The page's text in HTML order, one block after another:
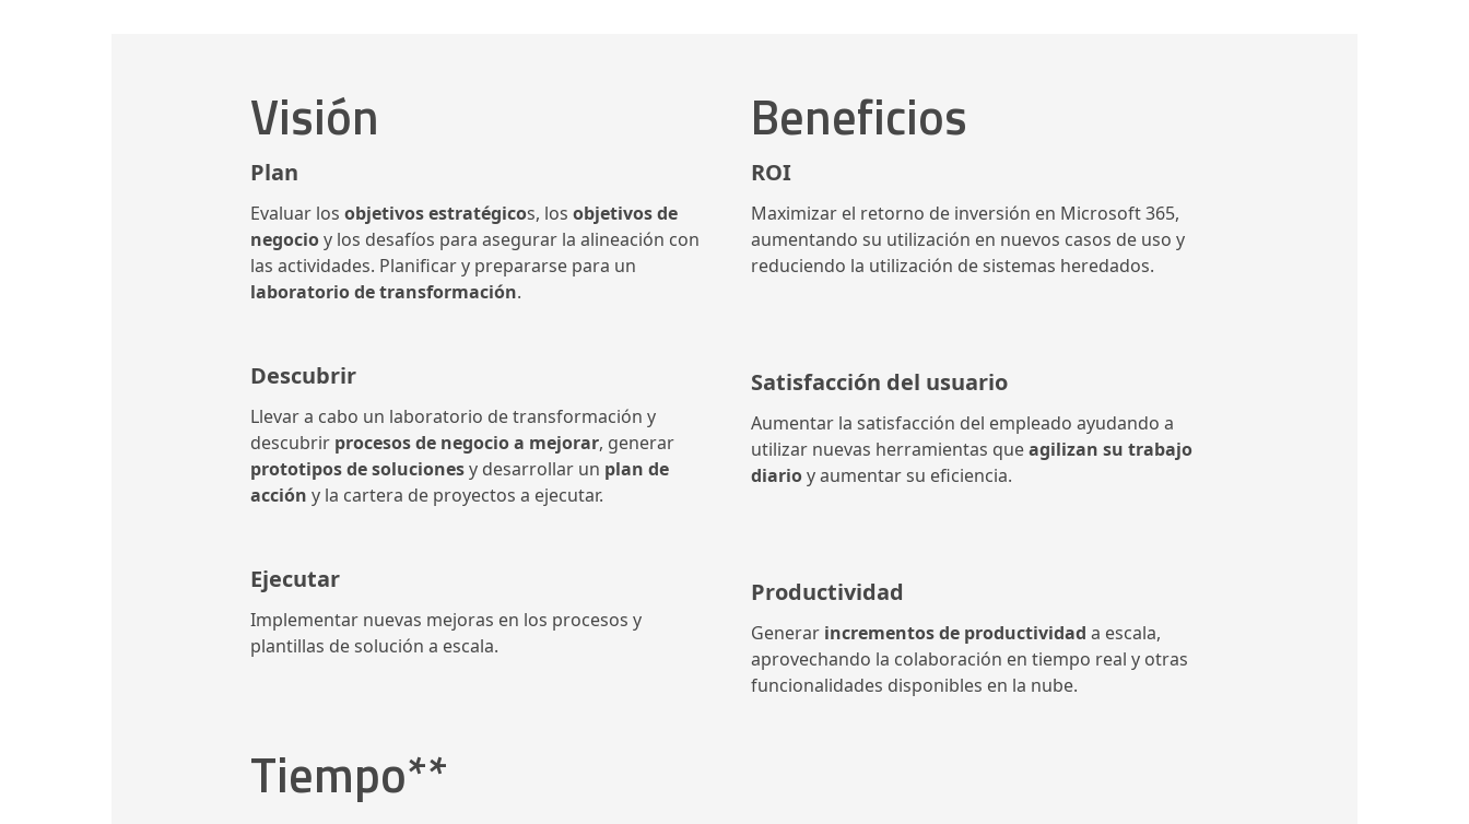
Visión
Plan
Evaluar los objetivos estratégicos, los objetivos de
negocioy los desafíos para asegurar la alineación con
las actividades. Planificar y prepararse para un
laboratorio de transformación.
Descubrir
Llevar a cabo un laboratorio de transformación y
descubrir procesos de negocio a mejorar, generar
prototipos de solucionesy desarrollar un plan de
acción y la cartera de proyectos a ejecutar.
Ejecutar
Implementar nuevas mejoras en los procesos y
plantillas de solución a escala.
Tiempo**
Beneficios
ROI
Maximizar el retorno de inversión en Microsoft 365,
aumentando su utilización en nuevos casos de uso y
reduciendo la utilización de sistemas heredados.
Satisfacción del usuario
Aumentar la satisfacción del empleado ayudando a
utilizar nuevas herramientas queagilizan su trabajo
diarioy aumentar su eficiencia.
Productividad
Generar incrementos de productividad a escala,
aprovechando la colaboración en tiempo real y otras
funcionalidades disponibles en la nube.